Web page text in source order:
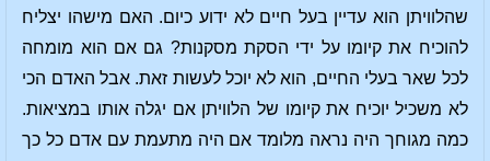
שהלוויתן הוא עדיין בעל חיים לא ידוע כיום. האם מישהו יצליח
להוכיח את קיומו על ידי הסקת מסקנות? גם אם הוא מומחה
לכל שאר בעלי החיים, הוא לא יוכל לעשות זאת. אבל האדם הכי
לא משכיל יוכיח את קיומו של הלוויתן אם יגלה אותו במציאות.
כמה מגוחך היה נראה מלומד אם היה מתעמת עם אדם כל כך